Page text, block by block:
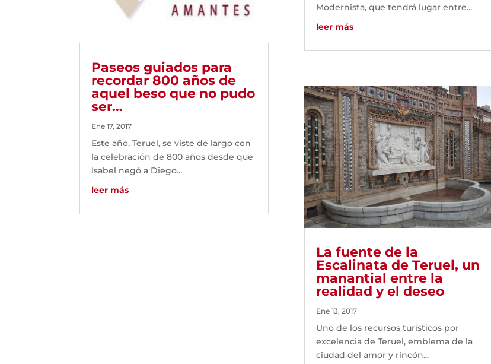
Paseos guiados para
recordar 800 años de
aquel beso que no pudo
ser…
Ene 17, 2017
Este año, Teruel, se viste de largo con
la celebración de 800 años desde que
Isabel negó a Diego...
leer más
Modernista, que tendrá lugar entre...
leer más
La fuente de la
Escalinata de Teruel, un
manantial entre la
realidad y el deseo
Ene 13, 2017
Uno de los recursos turísticos por
excelencia de Teruel, emblema de la
ciudad del amor y rincón...